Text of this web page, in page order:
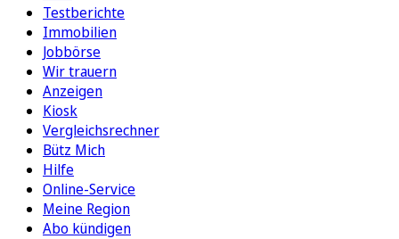
Testberichte
Immobilien
Jobbörse
Wir trauern
Anzeigen
Kiosk
Vergleichsrechner
Bütz Mich
Hilfe
Online-Service
Meine Region
Abo kündigen